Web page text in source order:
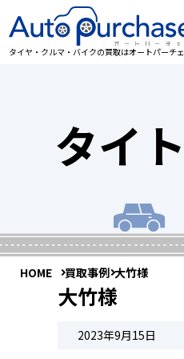
タイヤ・クルマ・バイクの買取はオートパーチ
タイ
HOME 買取事例 大竹様
大竹様
2023年9月15日